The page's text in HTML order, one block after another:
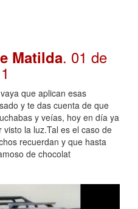
Matilda. 01 de
que aplican esas
y te das cuenta de que
y veías, hoy en día ya
la luz.Tal es el caso de
recuerdan y que hasta
de chocolat